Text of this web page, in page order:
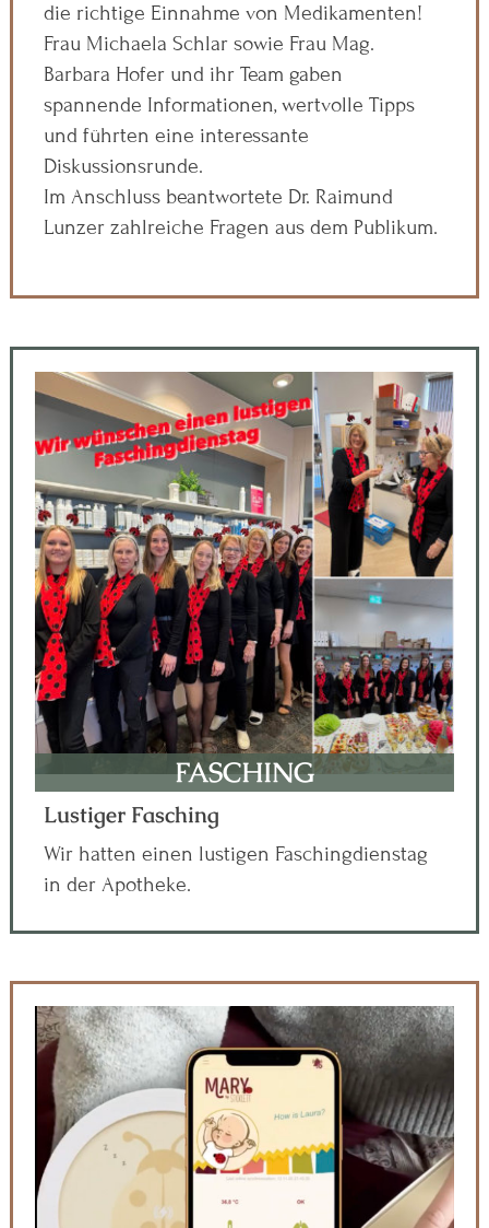
die richtige Einnahme von Medikamenten!
Frau Michaela Schlar sowie Frau Mag.
Barbara Hofer und ihr Team gaben
spannende Informationen, wertvolle Tipps
und führten eine interessante
Diskussionsrunde.
Im Anschluss beantwortete Dr. Raimund
Lunzer zahlreiche Fragen aus dem Publikum.
FASCHING
Lustiger Fasching
Wir hatten einen lustigen Faschingdienstag
in der Apotheke.